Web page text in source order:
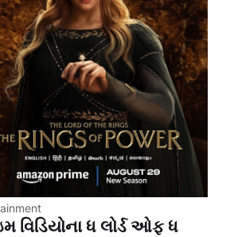
વિડિયોના ધ લોર્ડ ઓફ ધ